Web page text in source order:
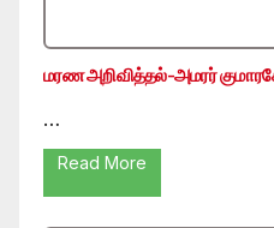
மரண அறிவித்தல்-அமரர்
…
Read More